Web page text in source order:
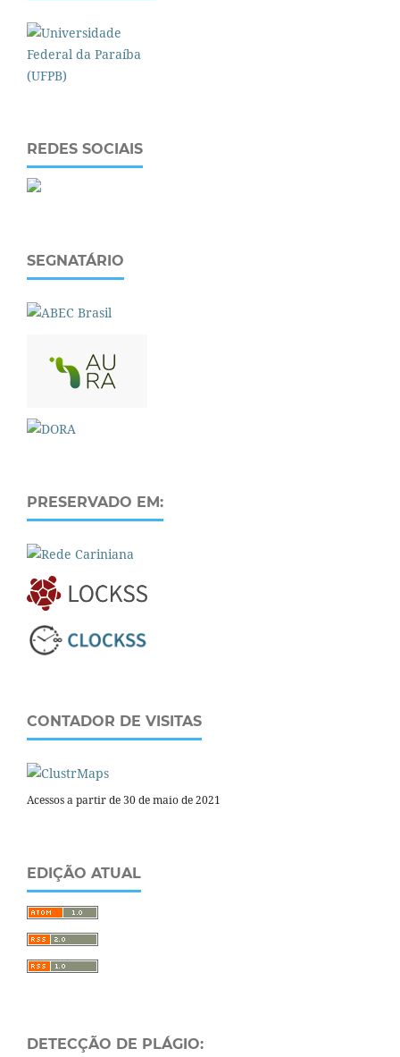
REDES SOCIAIS
SEGNATÁRIO
PRESERVADO EM:
CONTADOR DE VISITAS
Acessos a partir de 30 de maio de 2021
EDIÇÃO ATUAL
DETECÇÃO DE PLÁGIO: